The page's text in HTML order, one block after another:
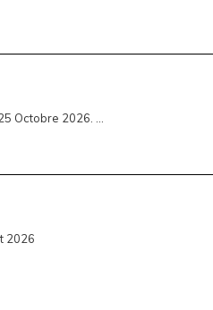
Octobre 2026. ...
2026